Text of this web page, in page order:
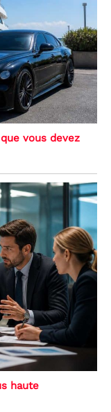
vous devez
haute